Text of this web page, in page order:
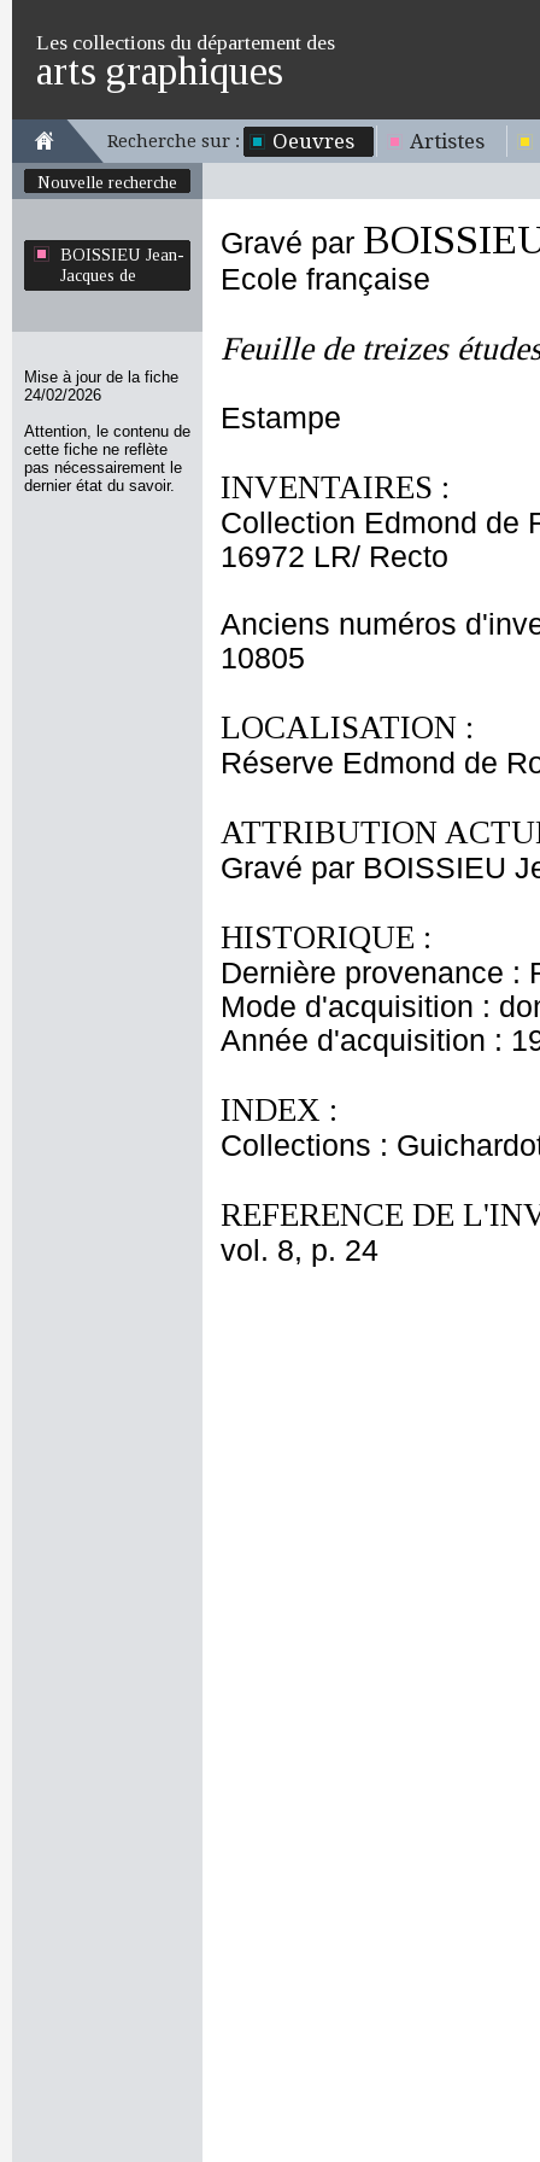
Les collections du département des
arts graphiques
Recherche sur : Oeuvres Artistes
Nouvelle recherche
BOISSIEU Jean-
Jacques de
Mise à jour de la fiche
24/02/2026
Attention, le contenu de
cette fiche ne reflète
pas nécessairement le
dernier état du savoir.
Gravé par
Ecole française
Feuille de treizes
Estampe
INVENTAIRES :
Collection Edmond de
16972 LR/ Recto
Anciens numéros
10805
LOCALISATION :
Réserve Edmond de
ATTRIBUTION
Gravé par BOISSIEU
HISTORIQUE :
Dernière provenance :
Mode d'acquisition :
Année d'acquisition :
INDEX :
Collections :
REFERENCE DE
vol. 8, p. 24